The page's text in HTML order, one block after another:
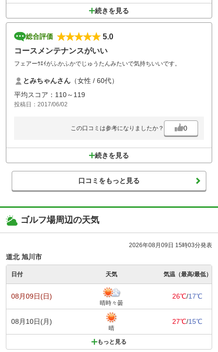
続きを見る
総合評価
5.0
コースメンテナンスがいい
フェアーｳｴｲがふかふかでじゅうたんみたいで気持ちいいです。
とみちゃんさん （女性 / 60代）
平均スコア：110～119
投稿日：2017/06/02
この口コミは参考になりましたか？ 0
続きを見る
口コミをもっと見る
ゴルフ場周辺の天気
2026年08月09日 15時03分発表
道北 旭川市
日付 天気 気温（最高/最低）
08月09日(日)
晴時々曇
26℃/17℃
08月10日(月)
晴
27℃/15℃
もっと見る